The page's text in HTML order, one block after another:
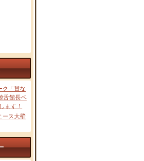
ク「賛な
舌館長ベ
ます！
ース大壁